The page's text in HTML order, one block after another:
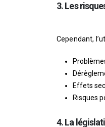
3. Les
Cependant,
Effets
Risques
4. La